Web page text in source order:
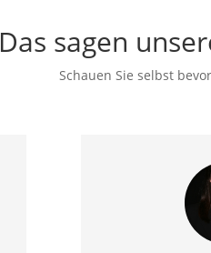
Das sagen
Schauen Sie selbst